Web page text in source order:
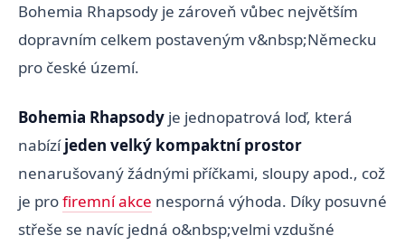
Bohemia Rhapsody je zároveň vůbec největším
dopravním celkem postaveným v&nbsp;Německu
pro české území.
Bohemia Rhapsody je jednopatrová loď, která
nabízíjeden velký kompaktní prostor
nenarušovaný žádnými příčkami, sloupy apod., což
je profiremní akce nesporná výhoda. Díky posuvné
střeše se navíc jedná o&nbsp;velmi vzdušné